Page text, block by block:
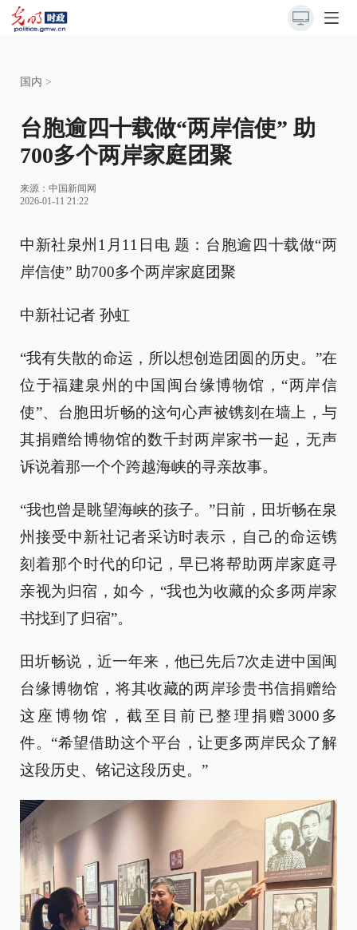
国内 >
台胞逾四十载做“两岸信使” 助
700多个两岸家庭团聚
来源： 中国新闻网
2026-01-11 21:22
中新社泉州1月11日电 题：台胞逾四十载做“两
岸信使” 助700多个两岸家庭团聚
中新社记者 孙虹
“我有失散的命运，所以想创造团圆的历史。”在
位于福建泉州的中国闽台缘博物馆，“两岸信
使”、台胞田圻畅的这句心声被镌刻在墙上，与
其捐赠给博物馆的数千封两岸家书一起，无声
诉说着那一个个跨越海峡的寻亲故事。
“我也曾是眺望海峡的孩子。”日前，田圻畅在泉
州接受中新社记者采访时表示，自己的命运镌
刻着那个时代的印记，早已将帮助两岸家庭寻
亲视为归宿，如今，“我也为收藏的众多两岸家
书找到了归宿”。
田圻畅说，近一年来，他已先后7次走进中国闽
台缘博物馆，将其收藏的两岸珍贵书信捐赠给
这座博物馆，截至目前已整理捐赠3000多
件。“希望借助这个平台，让更多两岸民众了解
这段历史、铭记这段历史。”